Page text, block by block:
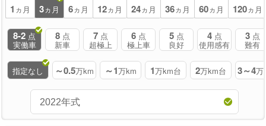
1 ヵ月 3ヵ月 6ヵ月 12ヵ月 24ヵ月 36ヵ月 60ヵ月 120ヵ月
8-2 点
実働車
8 点
新車
7 点
超極上
6 点
極上車
5 点
良好
4 点
使用感有
3 点
難有
指定なし ～0.5万km ～1万km 1万km台 2万km台 3～4万